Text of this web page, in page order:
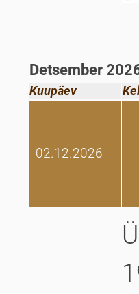
Detsember
Kuupäev
02.12.2026